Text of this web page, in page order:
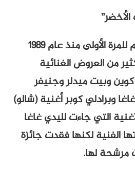
وخرج الحفل دون مقدم للمرة الأولى منذ عام 1989
من العروض الغنائية
وبيت ميدلر وجنيفر
وبرادلي كوبر أغنية (شالو)
التي جاءت لليدي غاغا
الفنية لكنها فقدت جائزة
مرشحة لها.